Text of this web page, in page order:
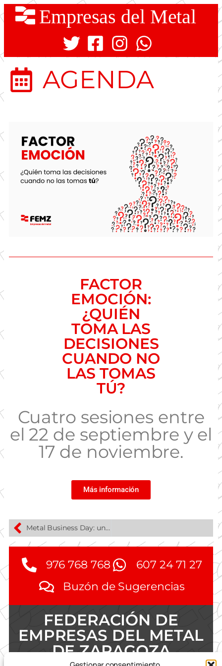
Empresas del Metal
AGENDA
FACTOR
EMOCIÓN:
¿QUIÉN
TOMA LAS
DECISIONES
CUANDO NO
LAS TOMAS
TÚ?
Cuatro sesiones entre
el 22 de septiembre y el
17 de noviembre.
Más información
Metal Business Day: una oportunidad para conectar
976 768 768
607 24 71 27
Buzón de Sugerencias
FEDERACIÓN DE
EMPRESAS DEL METAL
DE ZARAGOZA